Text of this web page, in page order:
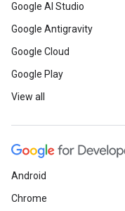
Google AI Studio
Google Antigravity
Google Cloud
Google Play
View all
Android
Chrome